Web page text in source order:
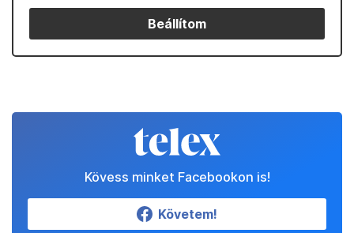
Beállítom
Kövess minket Facebookon is!
Követem!